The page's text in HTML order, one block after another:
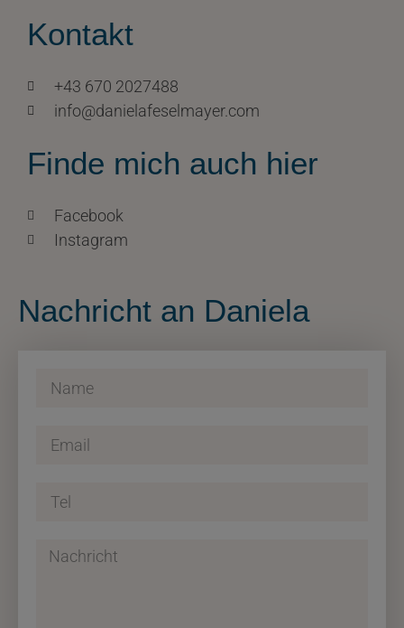
Kontakt
+43 670 2027488
info@danielafeselmayer.com
Finde mich auch hier
Facebook
Instagram
Nachricht an Daniela